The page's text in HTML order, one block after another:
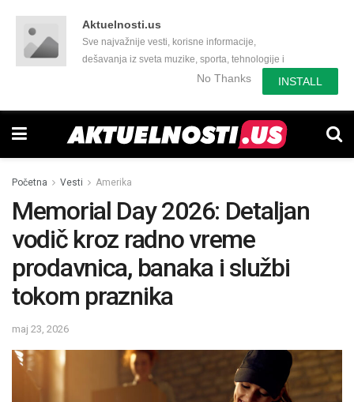
Aktuelnosti.us
Sve najvažnije vesti, korisne informacije,
dešavanja iz sveta muzike, sporta, tehnologije i
još mnogo toga zanimljivog.No Thanks INSTALL
Početna Vesti Amerika
Memorial Day 2026: Detaljan
vodič kroz radno vreme
prodavnica, banaka i službi
tokom praznika
maj 23, 2026